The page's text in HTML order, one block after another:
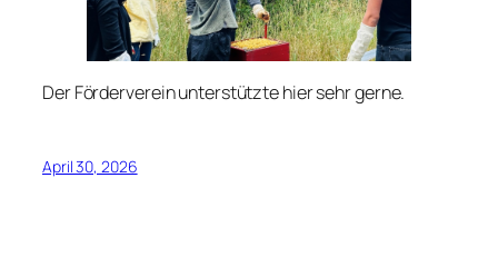
Der Förderverein unterstützte hier sehr gerne.
April 30, 2026